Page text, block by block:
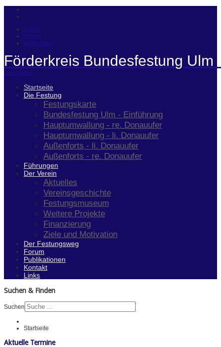
Login
Suche
Impressum
Förderkreis Bundesfestung Ulm
Navigation
Startseite
Die Festung
Festungskarte
Bundesfestung Ulm - Einführung
Hauptumwallung - re. Donauufer
Hauptumwallung - li. Donauufer
Außenforts - li. Donauufer
Außenforts - re. Donauufer
Führungen
Der Verein
Aktuelles
Vereinsgeschichte
Festungsmuseum
Weitere Projekte
Finanzierung
Ziele und Motivation
Der Festungsweg
Forum
Publikationen
Kontakt
Links
Suchen & Finden
Suchen
Startseite
Aktuelle Termine